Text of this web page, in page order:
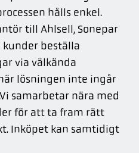
hålls enkel.
till Ahlsell, Sonepar
kunder beställa
via välkända
lösningen inte ingår
samarbetar nära med
för att ta fram rätt
Inköpet kan samtidigt